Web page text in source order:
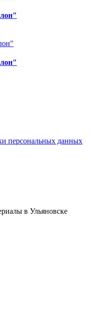
персональных данных
в Ульяновске